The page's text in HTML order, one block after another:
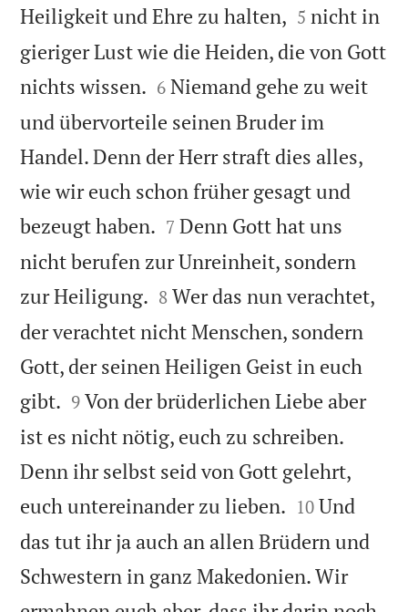
Heiligkeit und Ehre zu halten, 

5 nicht in
gieriger Lust wie die Heiden, die von Gott
nichts wissen. 

6 Niemand gehe zu weit
und übervorteile seinen Bruder im
Handel. Denn der Herr straft dies alles,
wie wir euch schon früher gesagt und
bezeugt haben. 

7 Denn Gott hat uns
nicht berufen zur Unreinheit, sondern
zur Heiligung. 

8 Wer das nun verachtet,
der verachtet nicht Menschen, sondern
Gott, der seinen Heiligen Geist in euch
gibt. 

9 Von der brüderlichen Liebe aber
ist es nicht nötig, euch zu schreiben.
Denn ihr selbst seid von Gott gelehrt,
euch untereinander zu lieben. 

10 Und
das tut ihr ja auch an allen Brüdern und
Schwestern in ganz Makedonien. Wir